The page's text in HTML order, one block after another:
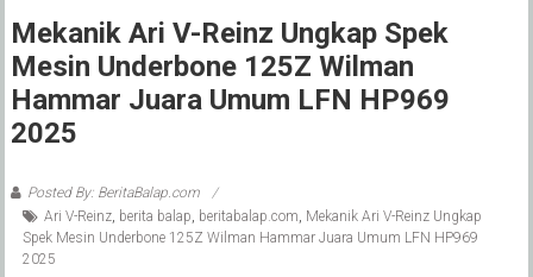
Mekanik Ari V-Reinz Ungkap Spek
Mesin Underbone 125Z Wilman
Hammar Juara Umum LFN HP969
2025
Posted By: BeritaBalap.com
Ari V-Reinz, berita balap, beritabalap.com, Mekanik Ari V-Reinz Ungkap
Spek Mesin Underbone 125Z Wilman Hammar Juara Umum LFN HP969
2025